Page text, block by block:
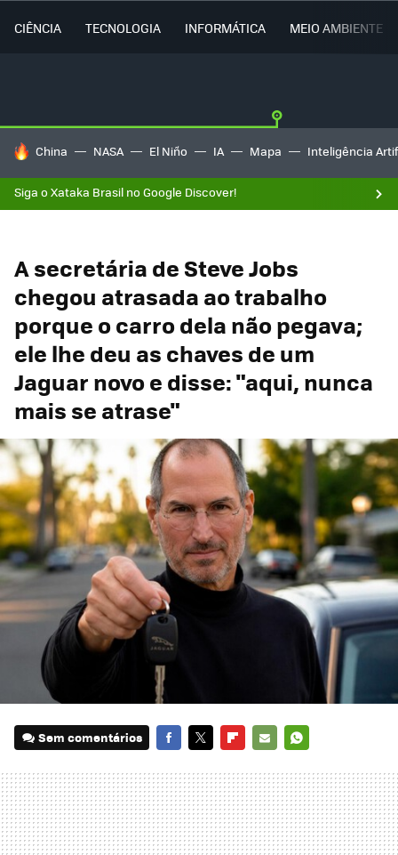
CIÊNCIA TECNOLOGIA INFORMÁTICA MEIO AMBIENTE
TENDÊNCIAS DO DIA
China NASA El Niño IA Mapa Inteligência
Siga o Xataka Brasil no Google Discover!
A secretária de Steve Jobs
chegou atrasada ao trabalho
porque o carro dela não pegava;
ele lhe deu as chaves de um
Jaguar novo e disse: "aqui, nunca
mais se atrase"
Sem comentários
MAIL